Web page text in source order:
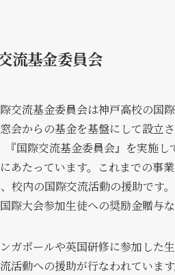
流基金委員会
交流基金委員会は神戸高校の国
会からの基金を基盤にして設立
『国際交流基金委員会』を実施
あたっています。これまでの事
校内の国際交流活動の援助です
際大会参加生徒への奨励金贈与
ガポールや英国研修に参加した
活動への援助が行なわれています